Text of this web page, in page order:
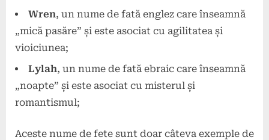
Wren, un nume de fată englez care înseamnă
„mică pasăre” și este asociat cu agilitatea și
vioiciunea;
Lylah, un nume de fată ebraic care înseamnă
„noapte” și este asociat cu misterul și
romantismul;
Aceste nume de fete sunt doar câteva exemple de